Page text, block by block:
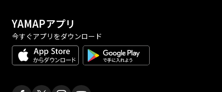
YAMAPアプリ
今すぐアプリをダウンロード